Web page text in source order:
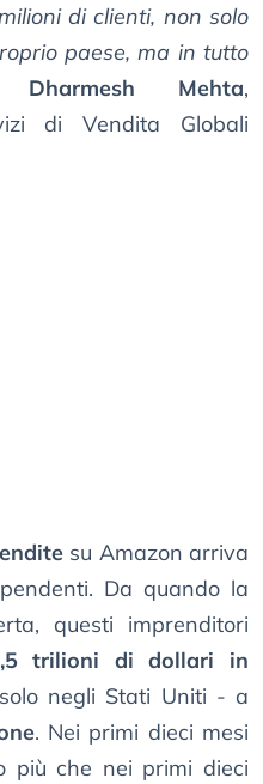
di clienti, non solo
paese, ma in tutto
Dharmesh Mehta,
di Vendita Globali
su Amazon arriva
Da quando la
questi imprenditori
trilioni di dollari in
negli Stati Uniti - a
. Nei primi dieci mesi
più che nei primi dieci